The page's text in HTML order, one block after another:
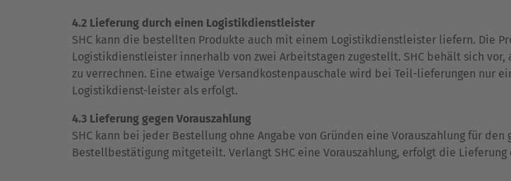
4.2 Lieferung durch einen Logistikdienstleister
SHC kann die bestellten Produkte auch mit einem Logistikdienstleister liefern. Die
Logistikdienstleister innerhalb von zwei Arbeitstagen zugestellt. SHC behält sich
zu verrechnen. Eine etwaige Versandkostenpauschale wird bei Teil-lieferungen nur
Logistikdienst-leister als erfolgt.
4.3 Lieferung gegen Vorauszahlung
SHC kann bei jeder Bestellung ohne Angabe von Gründen eine Vorauszahlung für
Bestellbestätigung mitgeteilt. Verlangt SHC eine Vorauszahlung, erfolgt die